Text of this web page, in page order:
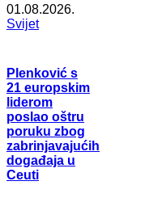
01.08.2026.
Svijet
Plenković s
21 europskim
liderom
poslao oštru
poruku zbog
zabrinjavajućih
događaja u
Ceuti